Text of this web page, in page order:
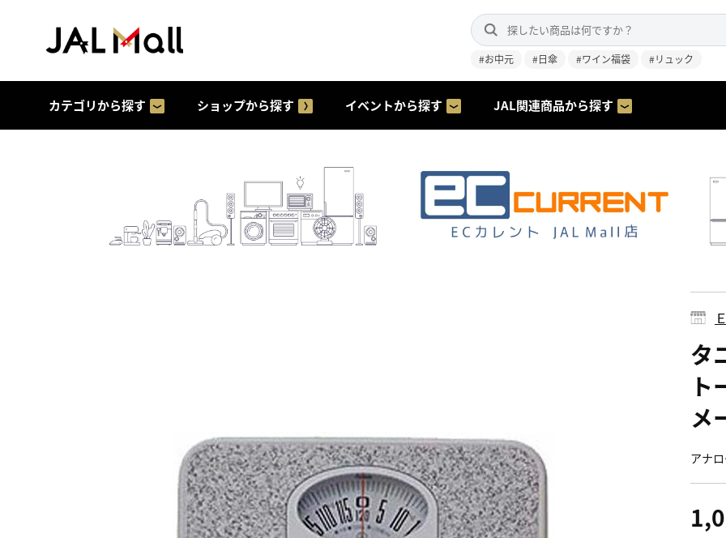
#お中元 #日傘 #ワイン福袋 #リュック
カテゴリから探す ショップから探す イベントから探す JAL関連商品から探す
タ
ト
メ
アナ